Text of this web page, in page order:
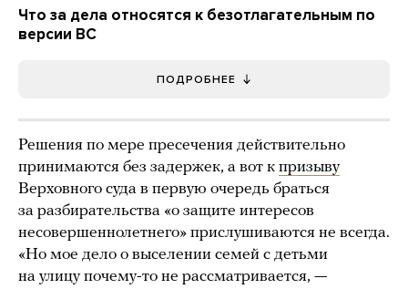
Что за дела относятся к безотлагательным по
версии ВС
ПОДРОБНЕЕ
Решения по мере пресечения действительно
принимаются без задержек, а вот к призыву
Верховного суда в первую очередь браться
за разбирательства «о защите интересов
несовершеннолетнего» прислушиваются не всегда.
«Но мое дело о выселении семей с детьми
на улицу почему-то не рассматривается, —